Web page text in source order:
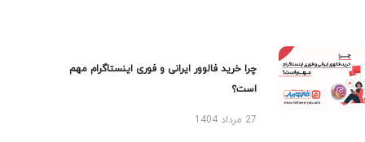
چرا خرید فالوور ایرانی و فوری اینستاگرام مهم
است؟
27 مرداد 1404